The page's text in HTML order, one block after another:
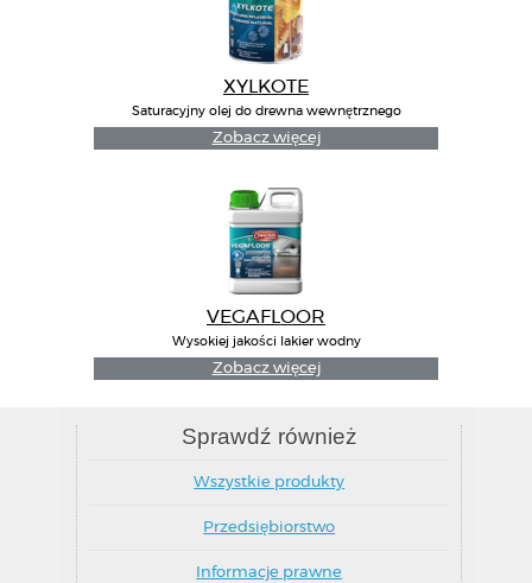
XYLKOTE
Saturacyjny olej do drewna wewnętrznego
Zobacz więcej
VEGAFLOOR
Wysokiej jakości lakier wodny
Zobacz więcej
Sprawdź również
Wszystkie produkty
Przedsiębiorstwo
Informacje prawne